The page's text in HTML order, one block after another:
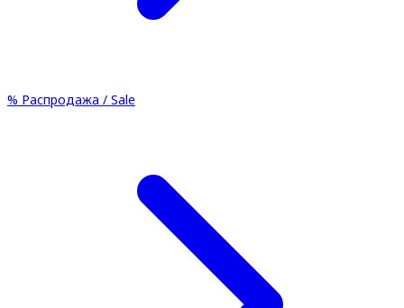
% Распродажа / Sale